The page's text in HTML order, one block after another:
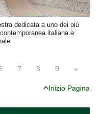
dedicata a uno dei più
italiana e
7 8 9 »
Inizio Pagina